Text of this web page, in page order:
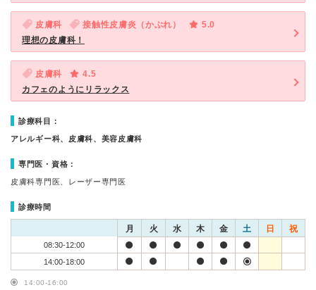
皮膚科 接触性皮膚炎（かぶれ）
5.0
理想の皮膚科！
皮膚科
4.5
カフェのようにリラックス
診療科目：
アレルギー科、皮膚科、美容皮膚科
専門医・資格：
皮膚科専門医、レーザー専門医
診療時間
月 火 水 木 金 土 日 祝
08:30-12:00
14:00-18:00
14:00-16:00